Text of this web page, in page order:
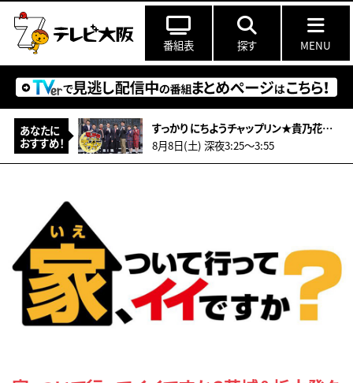
番組表 探す MENU
あなたに
おすすめ！
すっかり にちようチャップリン★貴乃花芸人が覚醒！千鳥のムチャぶりに満点大笑い
8月8日(土) 深夜3:25〜3:55